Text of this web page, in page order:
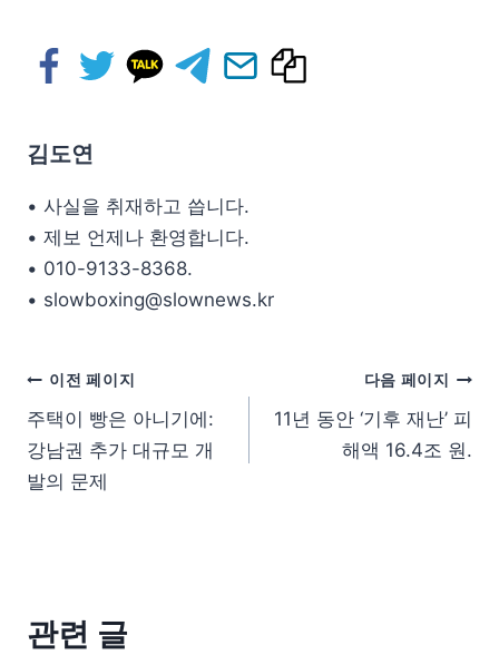
김도연
• 사실을 취재하고 씁니다.
• 제보 언제나 환영합니다.
• 010-9133-8368.
• slowboxing@slownews.kr
이전 페이지
주택이 빵은 아니기에:
강남권 추가 대규모 개
발의 문제
다음 페이지
11년 동안 ‘기후 재난’ 피
해액 16.4조 원.
관련 글